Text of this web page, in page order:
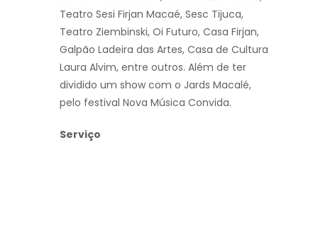
Teatro Sesi Firjan Macaé, Sesc Tijuca,
Teatro Ziembinski, Oi Futuro, Casa Firjan,
Galpão Ladeira das Artes, Casa de Cultura
Laura Alvim, entre outros. Além de ter
dividido um show com o Jards Macalé,
pelo festival Nova Música Convida.
Serviço